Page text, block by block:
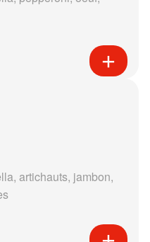
artichauts, jambon,